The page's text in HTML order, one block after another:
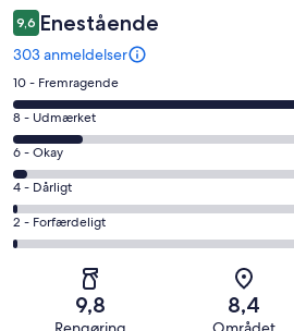
9,6 Enestående
303 anmeldelser
Bedømmelse
på
10
−
Fremragende.
245
af
i
anmeldelser
10 - Fremragende
Bedømmelse
på
8
−
Udmærket.
46
8 - Udmærket
Bedømmelse
på
6
−
Okay.
6 - Okay
Bedømmelse
på
4
4 - Dårligt
Bedømmelse
på
Forfærdeligt.
2 - Forfærdeligt
9,8 8,4